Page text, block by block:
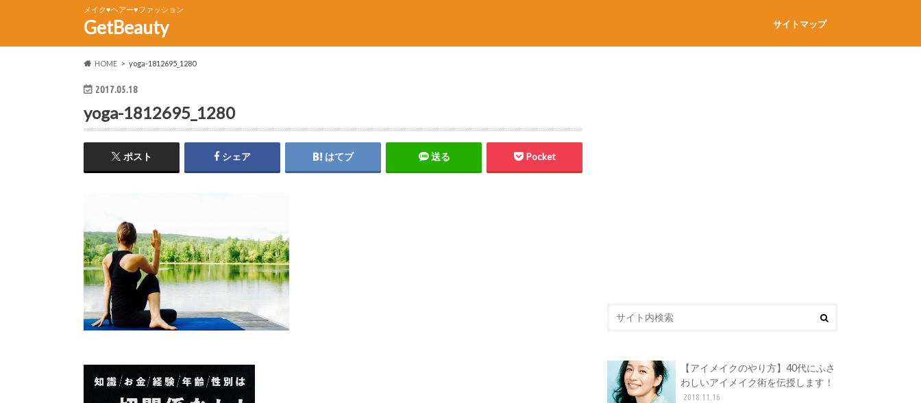
メイク♥ヘアー♥ファッション
GetBeauty サイトマップ
HOME yoga-1812695_1280
2017.05.18
yoga-1812695_1280
ポスト シェア はてブ 送る Pocket
【アイメイクのやり方】40代にふさ
わしいアイメイク術を伝授します！
2018.11.16